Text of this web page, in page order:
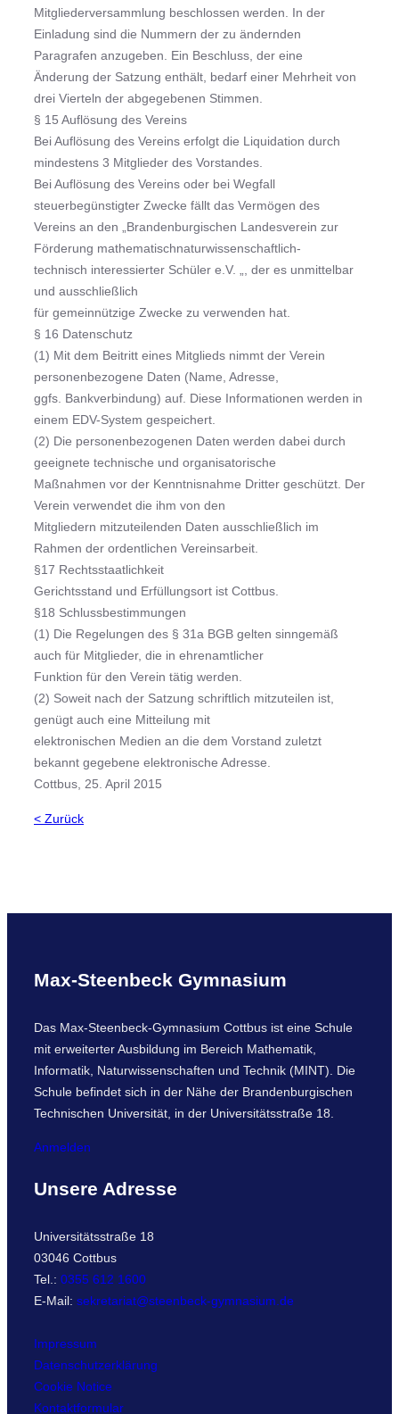
Mitgliederversammlung beschlossen werden. In der
Einladung sind die Nummern der zu ändernden
Paragrafen anzugeben. Ein Beschluss, der eine
Änderung der Satzung enthält, bedarf einer Mehrheit von
drei Vierteln der abgegebenen Stimmen.
§ 15 Auflösung des Vereins
Bei Auflösung des Vereins erfolgt die Liquidation durch
mindestens 3 Mitglieder des Vorstandes.
Bei Auflösung des Vereins oder bei Wegfall
steuerbegünstigter Zwecke fällt das Vermögen des
Vereins an den „Brandenburgischen Landesverein zur
Förderung mathematischnaturwissenschaftlich-
technisch interessierter Schüler e.V. „, der es unmittelbar
und ausschließlich
für gemeinnützige Zwecke zu verwenden hat.
§ 16 Datenschutz
(1) Mit dem Beitritt eines Mitglieds nimmt der Verein
personenbezogene Daten (Name, Adresse,
ggfs. Bankverbindung) auf. Diese Informationen werden in
einem EDV-System gespeichert.
(2) Die personenbezogenen Daten werden dabei durch
geeignete technische und organisatorische
Maßnahmen vor der Kenntnisnahme Dritter geschützt. Der
Verein verwendet die ihm von den
Mitgliedern mitzuteilenden Daten ausschließlich im
Rahmen der ordentlichen Vereinsarbeit.
§17 Rechtsstaatlichkeit
Gerichtsstand und Erfüllungsort ist Cottbus.
§18 Schlussbestimmungen
(1) Die Regelungen des § 31a BGB gelten sinngemäß
auch für Mitglieder, die in ehrenamtlicher
Funktion für den Verein tätig werden.
(2) Soweit nach der Satzung schriftlich mitzuteilen ist,
genügt auch eine Mitteilung mit
elektronischen Medien an die dem Vorstand zuletzt
bekannt gegebene elektronische Adresse.
Cottbus, 25. April 2015
< Zurück
Max-Steenbeck Gymnasium
Das Max-Steenbeck-Gymnasium Cottbus ist eine Schule
mit erweiterter Ausbildung im Bereich Mathematik,
Informatik, Naturwissenschaften und Technik (MINT). Die
Schule befindet sich in der Nähe der Brandenburgischen
Technischen Universität, in der Universitätsstraße 18.
Anmelden
Unsere Adresse
Universitätsstraße 18
03046 Cottbus
Tel.: 0355 612 1600
E-Mail: sekretariat@steenbeck-gymnasium.de
Impressum
Datenschutzerklärung
Cookie Notice
Kontaktformular